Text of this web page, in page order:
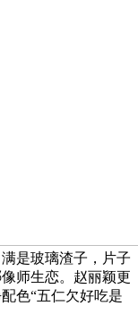
是玻璃渣子，片子
师生恋。赵丽颖更
色“五仁欠好吃是